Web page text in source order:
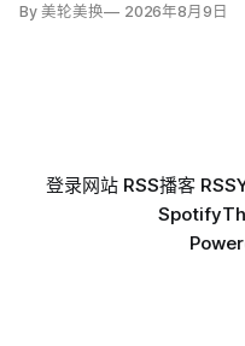
冲动；
By 美轮美换 2026年8月9日
登录网站 RSS播客 RSS
Spotify